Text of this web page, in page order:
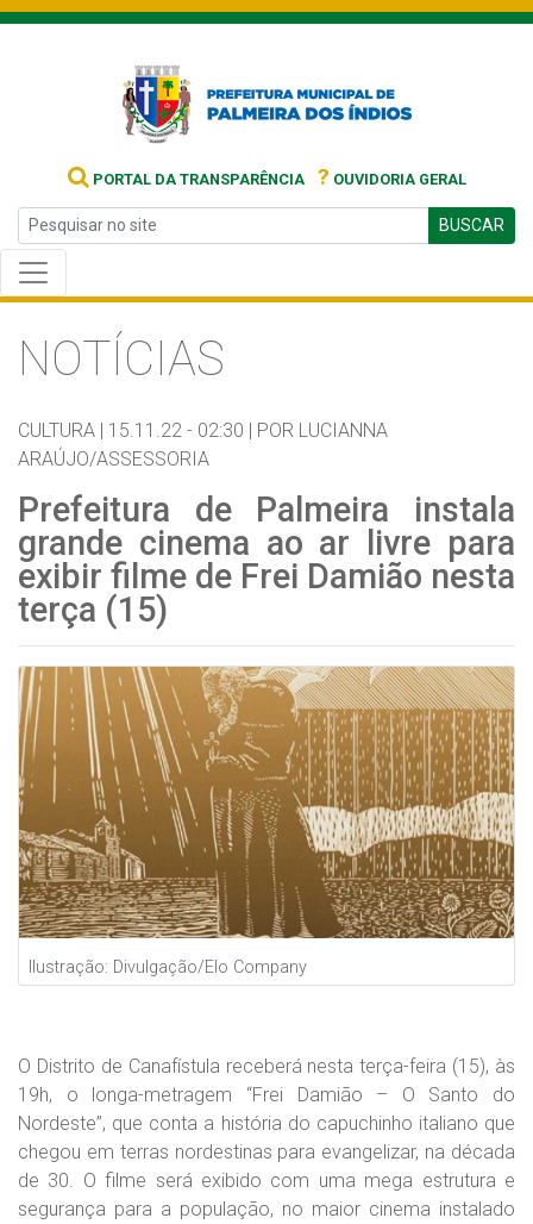
PORTAL DA TRANSPARÊNCIA ? OUVIDORIA GERAL
BUSCAR
NOTÍCIAS
CULTURA | 15.11.22 - 02:30 | POR LUCIANNA
ARAÚJO/ASSESSORIA
Prefeitura de Palmeira instala
grande cinema ao ar livre para
exibir filme de Frei Damião nesta
terça (15)
Ilustração: Divulgação/Elo Company
O Distrito de Canafístula receberá nesta terça-feira (15), às
19h, o longa-metragem “Frei Damião – O Santo do
Nordeste”, que conta a história do capuchinho italiano que
chegou em terras nordestinas para evangelizar, na década
de 30. O filme será exibido com uma mega estrutura e
segurança para a população, no maior cinema instalado